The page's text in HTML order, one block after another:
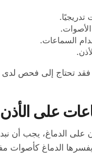
تدريجيًا.
السماعات.
فقد تحتاج إلى فحص لدى
على
الدماغ، يجب أن
الدماغ كأصوات